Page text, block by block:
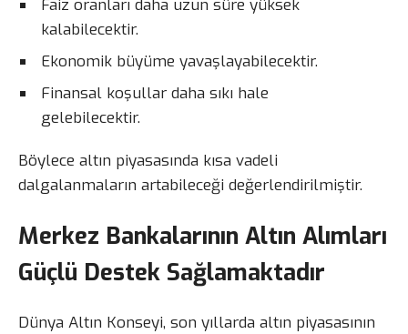
Faiz oranları daha uzun süre yüksek
kalabilecektir.
Ekonomik büyüme yavaşlayabilecektir.
Finansal koşullar daha sıkı hale
gelebilecektir.
Böylece altın piyasasında kısa vadeli
dalgalanmaların artabileceği değerlendirilmiştir.
Merkez Bankalarının Altın Alımları
Güçlü Destek Sağlamaktadır
Dünya Altın Konseyi, son yıllarda altın piyasasının